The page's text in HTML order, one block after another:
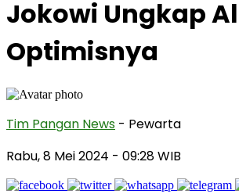
Jokowi Ungkap
Optimisnya
Tim Pangan News - Pewarta
Rabu, 8 Mei 2024 - 09:28 WIB